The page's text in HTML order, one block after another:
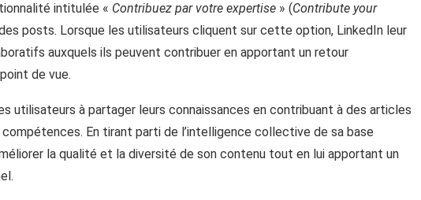
intitulée « Contribuez par votre expertise » (Contribute your
posts. Lorsque les utilisateurs cliquent sur cette option, LinkedIn leur
auxquels ils peuvent contribuer en apportant un retour
de vue.
utilisateurs à partager leurs connaissances en contribuant à des articles
En tirant parti de l’intelligence collective de sa base
la qualité et la diversité de son contenu tout en lui apportant un